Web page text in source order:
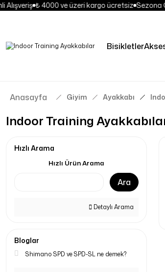
Alışveriş ₺ 4000 ve üzeri kargo ücretsiz Sezona
Bisikletler
Anasayfa Giyim Ayakkabı
Indoor Training
Hızlı Arama
Hızlı Ürün Arama
Ara
Detaylı Arama
Bloglar
Shimano SPD ve SPD-SL ne demek?